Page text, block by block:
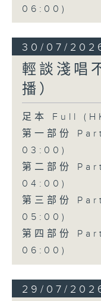
06:00)
30/07/
輕談淺唱
播）
足本 Full
第一部份
03:00)
第二部份
04:00)
第三部份
05:00)
第四部份
06:00)
29/07/